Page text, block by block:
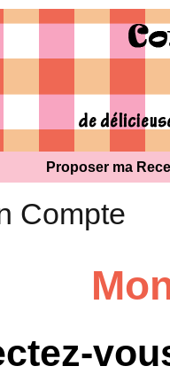
Proposer ma
Compte